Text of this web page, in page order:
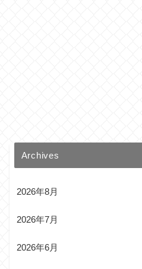
Archives
2026年8月
2026年7月
2026年6月